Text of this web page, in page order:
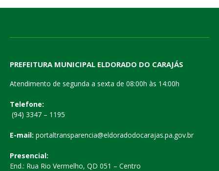
PREFEITURA MUNICIPAL ELDORADO DO CARAJÁS
Atendimento de segunda a sexta de 08:00h às 14:00h
Telefone:
(94) 3347 – 1195
E-mail: portaltransparencia@eldoradodocarajas.pa.gov.br
Presencial:
End.: Rua Rio Vermelho, QD 051 – Centro